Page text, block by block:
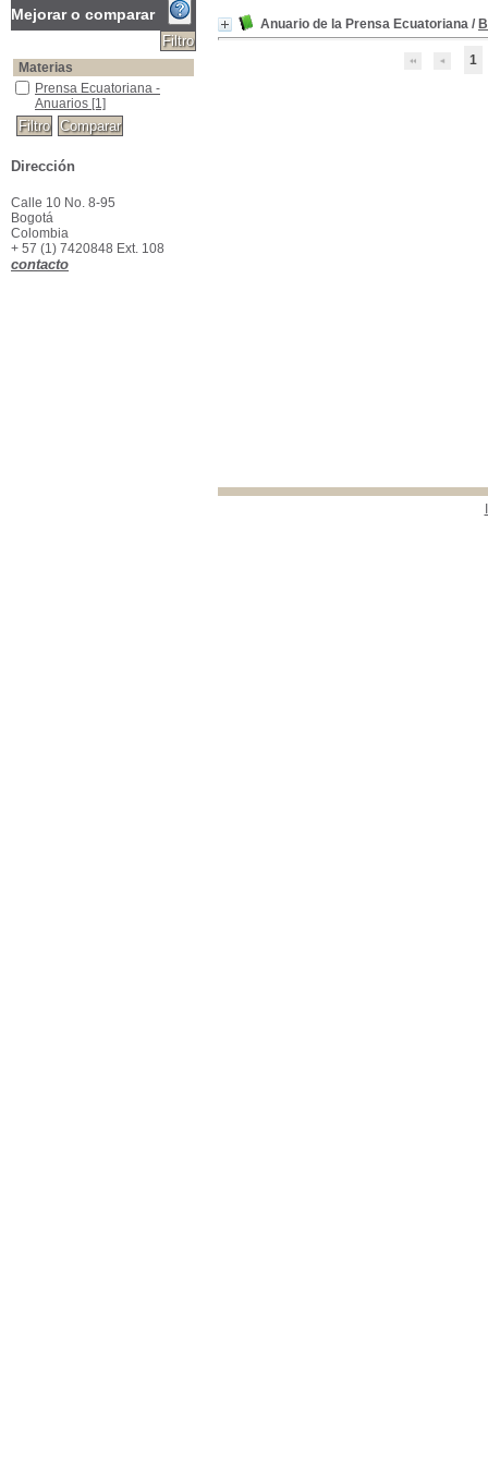
Anuario de la Prensa Ecuatoriana /
1
Mejorar o comparar
Materias
Prensa Ecuatoriana -Anuarios
Prensa Ecuatoriana -
Anuarios [1]
Dirección
Calle 10 No. 8-95
Bogotá
Colombia
+ 57 (1) 7420848 Ext. 108
contacto